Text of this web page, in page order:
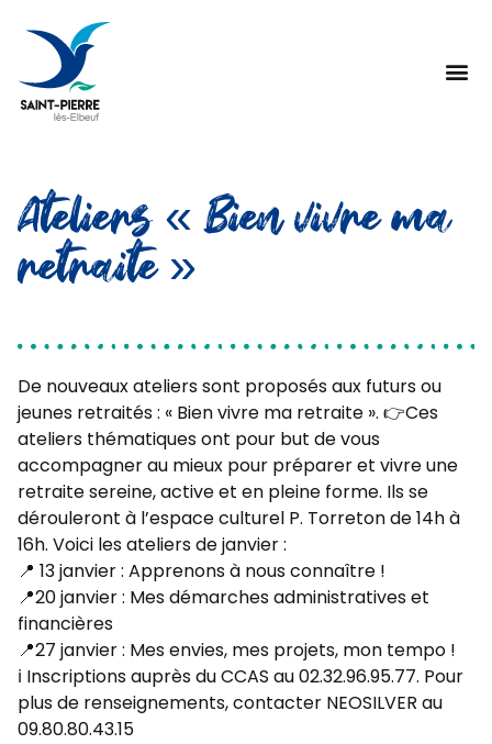
Ateliers « Bien vivre ma
retraite »
De nouveaux ateliers sont proposés aux futurs ou
jeunes retraités : « Bien vivre ma retraite ». 👉Ces
ateliers thématiques ont pour but de vous
accompagner au mieux pour préparer et vivre une
retraite sereine, active et en pleine forme. Ils se
dérouleront à l’espace culturel P. Torreton de 14h à
16h. Voici les ateliers de janvier :
📍 13 janvier : Apprenons à nous connaître !
📍20 janvier : Mes démarches administratives et
financières
📍27 janvier : Mes envies, mes projets, mon tempo !
ℹ️ Inscriptions auprès du CCAS au 02.32.96.95.77. Pour
plus de renseignements, contacter NEOSILVER au
09.80.80.43.15